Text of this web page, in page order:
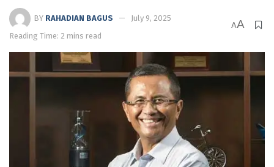
BY RAHADIAN BAGUS
July 9, 2025
Reading Time: 2 mins read
AA